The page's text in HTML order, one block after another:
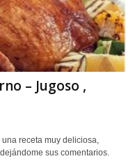
– Jugoso ,
receta muy deliciosa,
sus comentarios.